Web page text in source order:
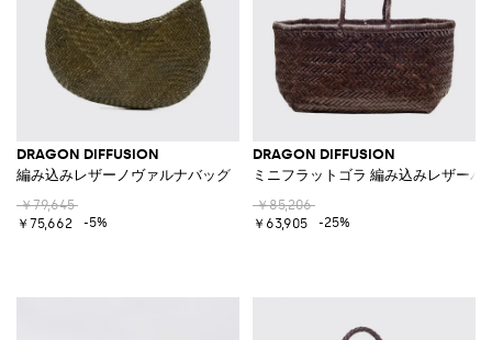
DRAGON DIFFUSION
編み込みレザーノヴァルナバッグ
￥79,645
￥75,662
-5%
DRAGON DIFFUSION
ミニフラットゴラ 編み込みレザーバ
￥85,206
￥63,905
-25%